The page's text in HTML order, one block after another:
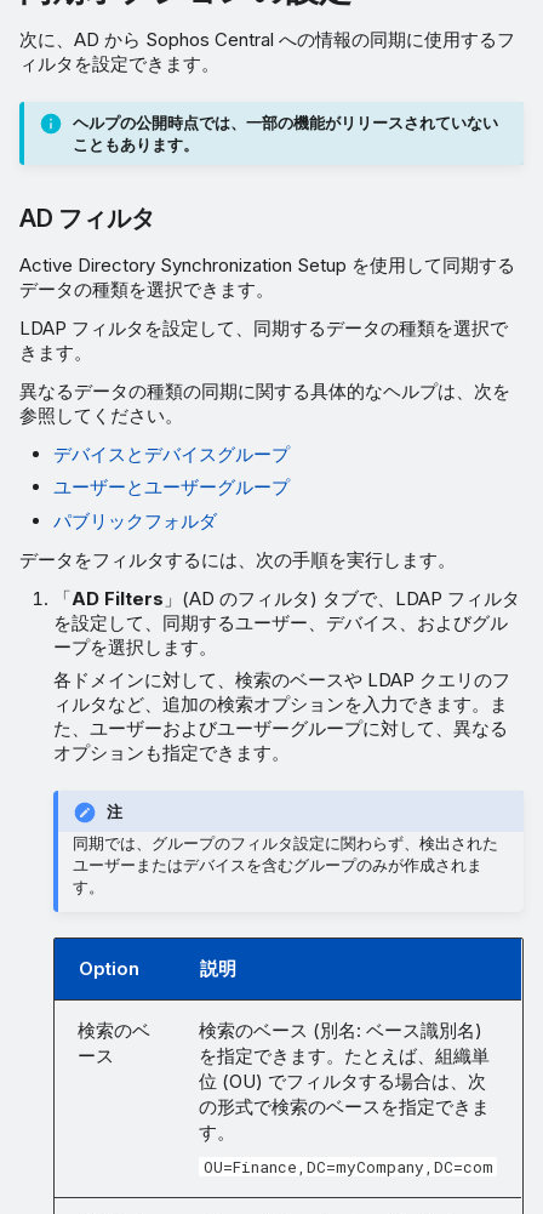
次に、AD から Sophos Central への情報の同期に使用するフ
ィルタを設定できます。
ヘルプの公開時点では、一部の機能がリリースされていない
こともあります。
AD フィルタ
Active Directory Synchronization Setup を使用して同期する
データの種類を選択できます。
LDAP フィルタを設定して、同期するデータの種類を選択で
きます。
異なるデータの種類の同期に関する具体的なヘルプは、次を
参照してください。
デバイスとデバイスグループ
ユーザーとユーザーグループ
パブリックフォルダ
データをフィルタするには、次の手順を実行します。
「AD Filters 」(AD のフィルタ) タブで、LDAP フィルタ
を設定して、同期するユーザー、デバイス、およびグル
ープを選択します。
各ドメインに対して、検索のベースや LDAP クエリのフ
ィルタなど、追加の検索オプションを入力できます。ま
た、ユーザーおよびユーザーグループに対して、異なる
オプションも指定できます。
注
同期では、グループのフィルタ設定に関わらず、検出された
ユーザーまたはデバイスを含むグループのみが作成されま
す。
Option 説明
検索のベ
ース
検索のベース (別名: ベース識別名)
を指定できます。たとえば、組織単
位 (OU) でフィルタする場合は、次
の形式で検索のベースを指定できま
す。
OU=Finance,DC=myCompany,DC=com